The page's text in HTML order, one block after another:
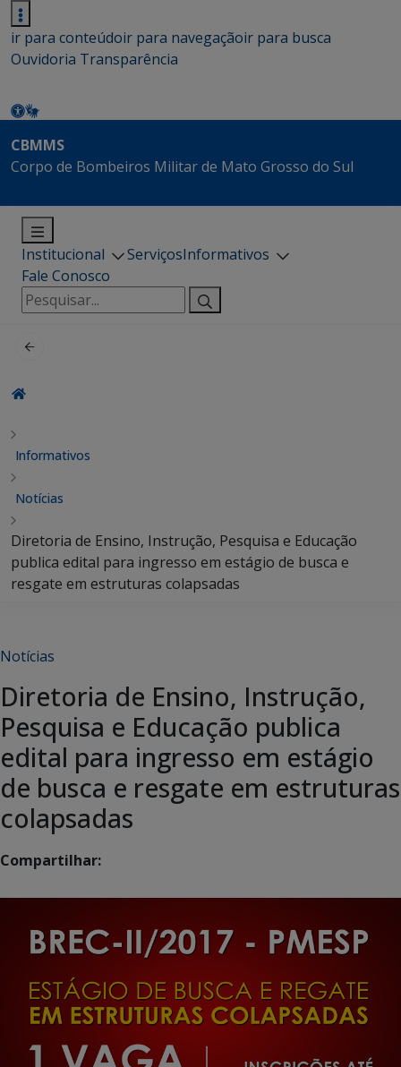
ir para conteúdoir para navegaçãoir para busca
Ouvidoria Transparência
CBMMS
Corpo de Bombeiros Militar de Mato Grosso do Sul
Institucional ServiçosInformativos
Fale Conosco
Pesquisar
por:
Informativos
Notícias
Diretoria de Ensino, Instrução, Pesquisa e Educação
publica edital para ingresso em estágio de busca e
resgate em estruturas colapsadas
Notícias
Diretoria de Ensino, Instrução,
Pesquisa e Educação publica
edital para ingresso em estágio
de busca e resgate em estruturas
colapsadas
Compartilhar: